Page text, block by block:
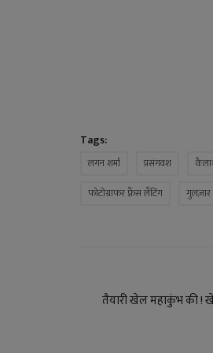
Tags:
लगन शर्मा प्रसंगवश
फोटोग्राफर फ़्रैंस लैंटिंग
गुलज़ार
तैयारी खेल महाकुंभ की !